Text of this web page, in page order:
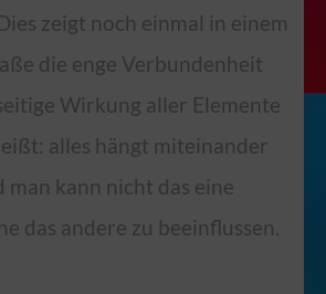
zeigt noch einmal in einem
die enge Verbundenheit
Wirkung aller Elemente
alles hängt miteinander
man kann nicht das eine
das andere zu beeinflussen.